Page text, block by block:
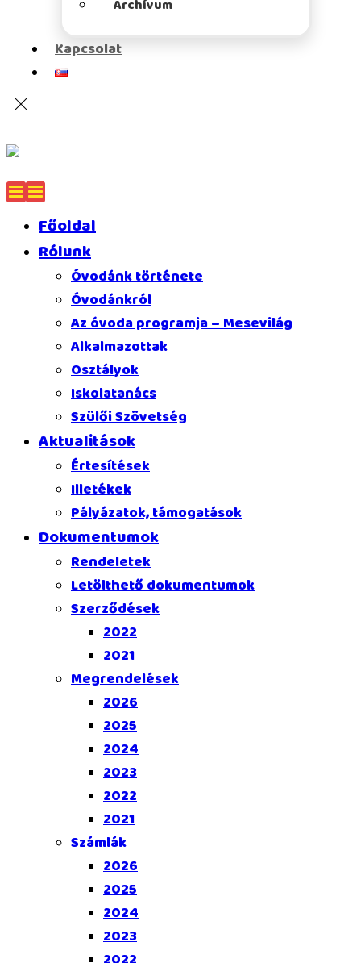
Archívum
Kapcsolat
Főoldal
Rólunk
Óvodánk története
Óvodánkról
Az óvoda programja – Mesevilág
Alkalmazottak
Osztályok
Iskolatanács
Szülői Szövetség
Aktualitások
Értesítések
Illetékek
Pályázatok, támogatások
Dokumentumok
Rendeletek
Letölthető dokumentumok
Szerződések
2022
2021
Megrendelések
2026
2025
2024
2023
2022
2021
Számlák
2026
2025
2024
2023